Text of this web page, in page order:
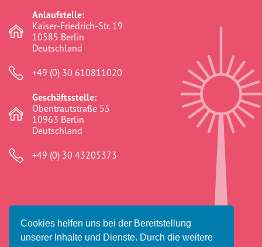
Cookies helfen uns bei der Bereitstellung
unserer Inhalte und Dienste. Durch die weitere
Community
crosshairs (0)
Diskriminierung (315)
Dokumentationsstelle
Ederlezi (41)
Erinnern (2)
Erinnerungsarbeit (2)
Anlaufstelle:
Kaiser-Friedrich-Str. 19
10585 Berlin
Deutschland
+49 (0) 30 610811020
Geschäftsstelle:
Obentrautstraße 55
10963 Berlin
Deutschland
+49 (0) 30 43205373
© 2026 Amaro Foro e.V.